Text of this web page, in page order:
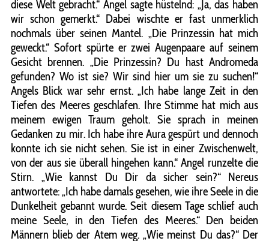
diese Welt gebracht.“ Angel sagte hüstelnd: „Ja, das haben
wir schon gemerkt.“ Dabei wischte er fast unmerklich
nochmals über seinen Mantel. „Die Prinzessin hat mich
geweckt.“ Sofort spürte er zwei Augenpaare auf seinem
Gesicht brennen. „Die Prinzessin? Du hast Andromeda
gefunden? Wo ist sie? Wir sind hier um sie zu suchen!“
Angels Blick war sehr ernst. „Ich habe lange Zeit in den
Tiefen des Meeres geschlafen. Ihre Stimme hat mich aus
meinem ewigen Traum geholt. Sie sprach in meinen
Gedanken zu mir. Ich habe ihre Aura gespürt und dennoch
konnte ich sie nicht sehen. Sie ist in einer Zwischenwelt,
von der aus sie überall hingehen kann.“ Angel runzelte die
Stirn. „Wie kannst Du Dir da sicher sein?“ Nereus
antwortete: „Ich habe damals gesehen, wie ihre Seele in die
Dunkelheit gebannt wurde. Seit diesem Tage schlief auch
meine Seele, in den Tiefen des Meeres.“ Den beiden
Männern blieb der Atem weg. „Wie meinst Du das?“ Der